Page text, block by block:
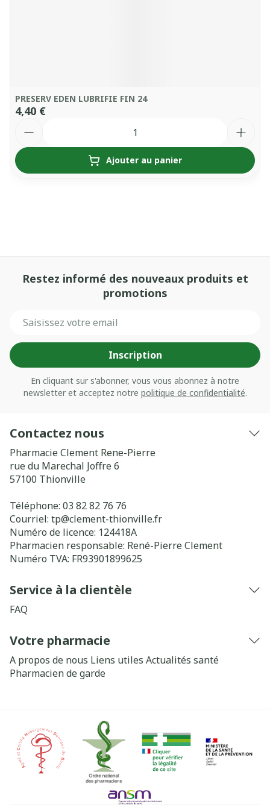
PRESERV EDEN LUBRIFIE FIN 24
4,40 €
Ajouter au panier
Restez informé des nouveaux produits et
promotions
Inscription
En cliquant sur s'abonner, vous vous abonnez à notre
newsletter et acceptez notre politique de confidentialité.
Contactez nous
Pharmacie Clement Rene-Pierre
rue du Marechal Joffre 6
57100 Thionville
Téléphone: 03 82 82 76 76
Courriel: tp@clement-thionville.fr
Numéro de licence: 124418A
Pharmacien responsable: René-Pierre Clement
Numéro TVA: FR93901899625
Service à la clientèle
FAQ
Votre pharmacie
A propos de nous Liens utiles Actualités santé
Pharmacien de garde